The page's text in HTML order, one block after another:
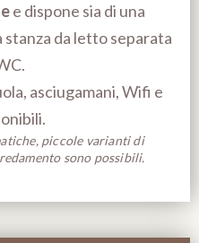
e dispone sia di una
stanza da letto separata
asciugamani, Wifi e
piccole varianti di
sono possibili.